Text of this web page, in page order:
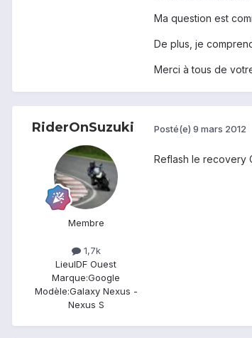
Ma question est
De plus, je
Merci à tous de
RiderOnSuzuki
Membre
1,7k
LieuIDF Ouest
Marque:Google
Modèle:Galaxy Nexus -
Nexus S
Posté(e) 9 mars 2012
Reflash le recovery